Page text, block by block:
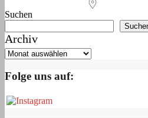
Suchen
Archiv
Folge uns auf: